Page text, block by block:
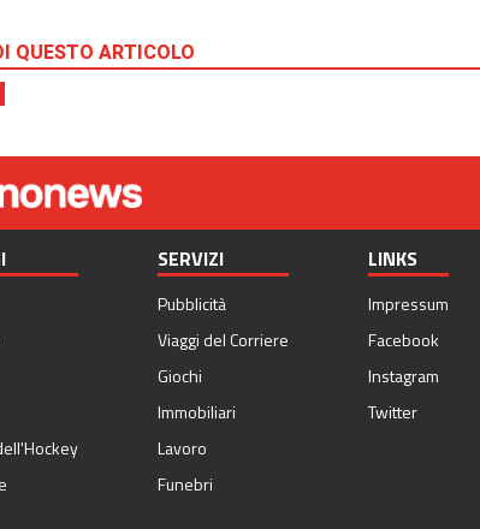
QUESTO ARTICOLO
SERVIZI
Pubblicità
Viaggi del Corriere
Giochi
Immobiliari
Lavoro
Funebri
LINKS
Impressum
Facebook
Instagram
Twitter